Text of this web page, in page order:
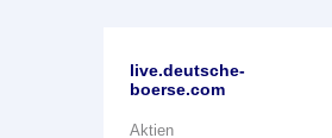
live.deutsche-
boerse.com
Aktien